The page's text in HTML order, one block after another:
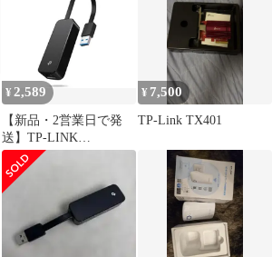
¥2,589
【新品・2営業日で発
送】TP-LINK
UE306(UN)
¥ 7,500
TP-Link TX401